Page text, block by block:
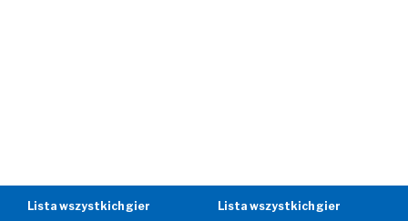
Lista wszystkich gier
Lista wszystkich gier